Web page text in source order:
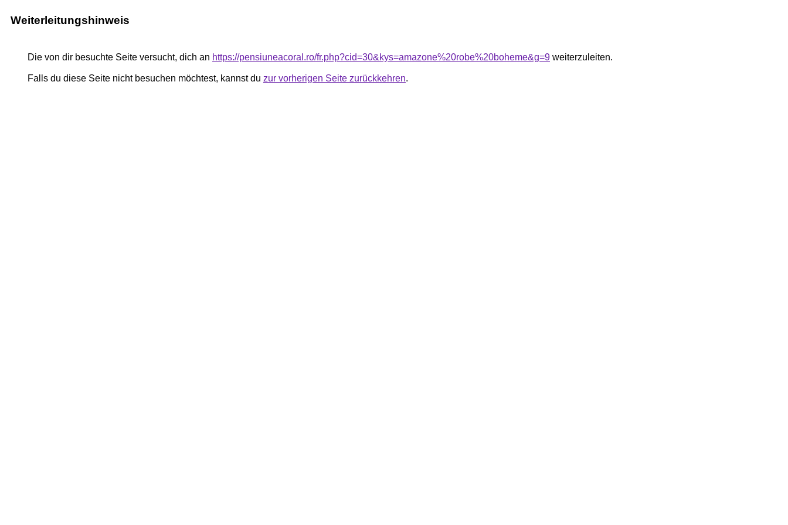
Weiterleitungshinweis
Die von dir besuchte Seite versucht, dich an https://pensiuneacoral.ro/fr.php?cid=30&kys=amazone%20robe%20boheme&g=9 weiterzuleiten.
Falls du diese Seite nicht besuchen möchtest, kannst du zur vorherigen Seite zurückkehren.